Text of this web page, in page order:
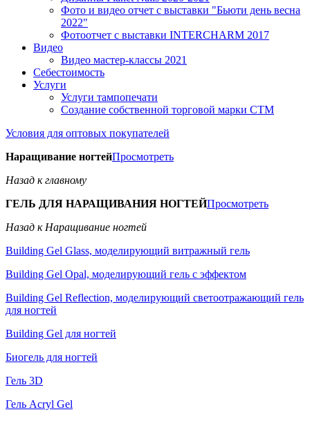
Фото и видео отчет с выставки "Бьюти день весна
2022"
Фотоотчет с выставки INTERCHARM 2017
Видео
Видео мастер-классы 2021
Себестоимость
Услуги
Услуги тампопечати
Создание собственной торговой марки СТМ
Условия для оптовых покупателей
Наращивание ногтейПросмотреть
Назад к главному
ГЕЛЬ ДЛЯ НАРАЩИВАНИЯ НОГТЕЙПросмотреть
Назад к Наращивание ногтей
Building Gel Glass, моделирующий витражный гель
Building Gel Opal, моделирующий гель с эффектом
Building Gel Reflection, моделирующий светоотражающий гель
для ногтей
Building Gel для ногтей
Биогель для ногтей
Гель 3D
Гель Acryl Gel